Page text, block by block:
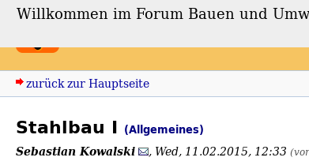
Forum Bauen und
zurück zur Hauptseite
Stahlbau I (Allgemeines)
Sebastian Kowalski , Wed, 11.02.2015, 12:33
Willkommen im Forum Bauen und